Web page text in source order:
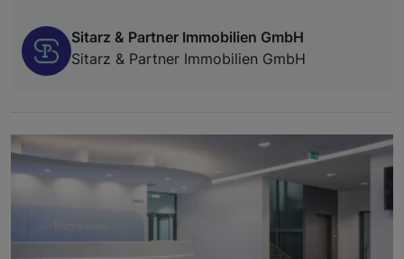
Sitarz & Partner Immobilien GmbH
Sitarz & Partner Immobilien GmbH